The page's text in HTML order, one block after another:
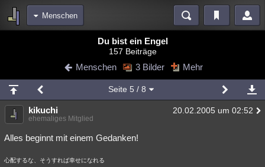
Menschen
Blogs Videos
Chat Wiki Neuigkeiten
meine Rubriken
Menschen Mystery Kriminalfälle
Spiritualität Verschwörungen
Natur Umfragen Unterhaltung
Du bist ein Engel
157 Beiträge
Menschen 3 Bilder Mehr
Seite 5 / 8
kikuchi 20.02.2005 um 02:52
ehemaliges Mitglied
Alles beginnt mit einem Gedanken!
心配するな、そうすれば幸せになれる